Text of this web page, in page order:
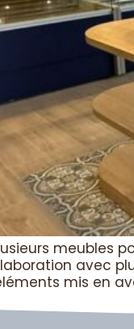
meubles
avec
mis en